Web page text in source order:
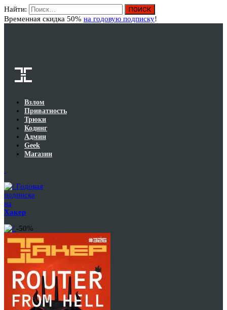
Найти:
Временная скидка 50% на годовую подписку!
Взлом
Приватность
Трюки
Кодинг
Админ
Geek
Магазин
Годовая
подписка
на
Хакер
-50%